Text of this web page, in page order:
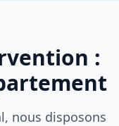
:
nous disposons